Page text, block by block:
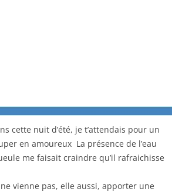
cette nuit d’été, je t’attendais pour un
en amoureux La présence de l’eau
me faisait craindre qu’il rafraichisse
vienne pas, elle aussi, apporter une